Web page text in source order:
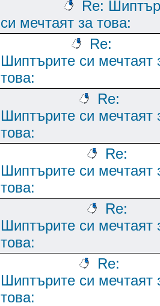
Re:
си мечтаят за това:
Re:
Шиптърите си мечтаят
това:
Re:
Шиптърите си мечтаят
това:
Re:
Шиптърите си мечтаят
това:
Re:
Шиптърите си мечтаят
това:
Re:
Шиптърите си мечтаят
това: